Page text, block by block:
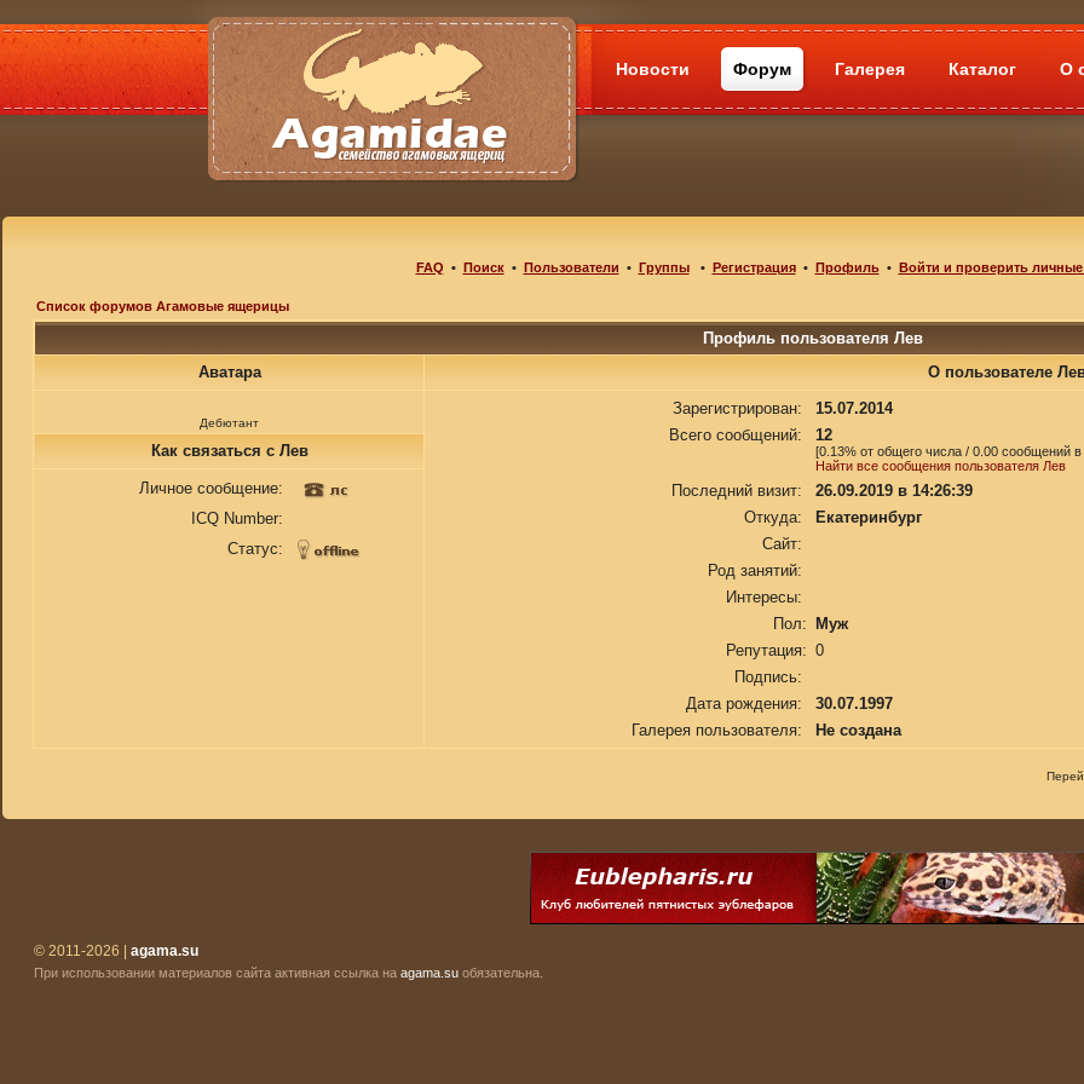
Новости Форум Галерея Каталог О
FAQ • Поиск• Пользователи • Группы• Регистрация• Профиль• Войти и проверить
Список форумов Агамовые ящерицы
Профиль пользователя Лев
Аватара
О пользователе
Дебютант
Зарегистрирован:
15.07.2014
Всего сообщений:
12
[0.13% от общего числа / 0.00 сообщений в
Найти все сообщения пользователя Лев
Последний визит:
26.09.2019 в 14:26:39
Откуда:
Екатеринбург
Сайт:
Род занятий:
Интересы:
Пол:
Муж
Репутация: 0
Подпись:
Дата рождения:
30.07.1997
Галерея пользователя:
Не создана
Как связаться с Лев
Личное сообщение:
ICQ Number:
Статус:
© 2011-2026 | agama.su
При использовании материалов сайта активная ссылка на agama.su обязательна.